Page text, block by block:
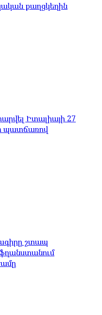
քաղցկեղին
Իտալիայի 27
պատճառով
շտապ